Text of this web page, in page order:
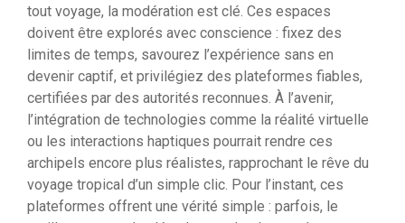
tout voyage, la modération est clé. Ces espaces
doivent être explorés avec conscience : fixez des
limites de temps, savourez l’expérience sans en
devenir captif, et privilégiez des plateformes fiables,
certifiées par des autorités reconnues. À l’avenir,
l’intégration de technologies comme la réalité virtuelle
ou les interactions haptiques pourrait rendre ces
archipels encore plus réalistes, rapprochant le rêve du
voyage tropical d’un simple clic. Pour l’instant, ces
plateformes offrent une vérité simple : parfois, le